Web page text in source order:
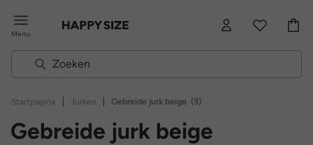
Menu
Startpagina | Jurken | Gebreide jurk beige (3)
Gebreide jurk beige